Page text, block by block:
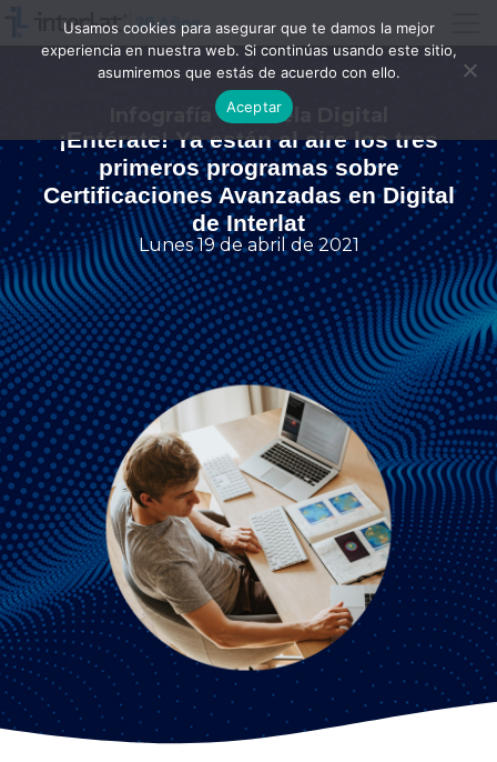
Infografía - Escuela Digital
¡Entérate! Ya están al aire los tres
primeros programas sobre
Certificaciones Avanzadas en Digital
de Interlat
Lunes 19 de abril de 2021
Usamos cookies para asegurar que te damos la mejor
experiencia en nuestra web. Si continúas usando este sitio,
asumiremos que estás de acuerdo con ello.
Aceptar